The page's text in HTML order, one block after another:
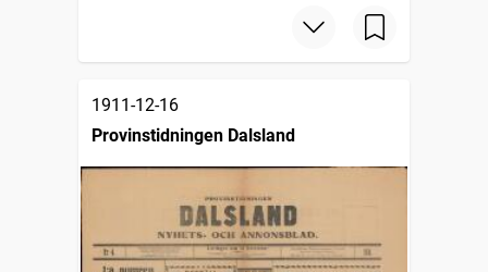
1911-12-16
Provinstidningen Dalsland